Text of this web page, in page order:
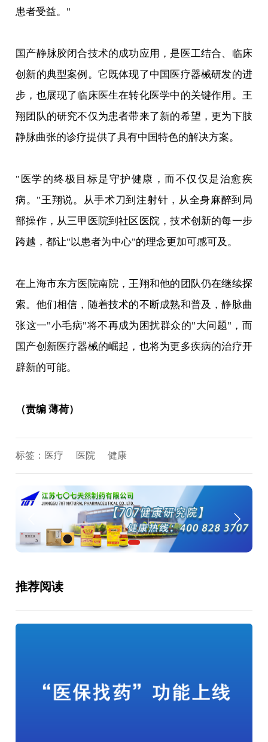
患者受益。"
国产静脉胶闭合技术的成功应用，是医工结合、临床
创新的典型案例。它既体现了中国医疗器械研发的进
步，也展现了临床医生在转化医学中的关键作用。王
翔团队的研究不仅为患者带来了新的希望，更为下肢
静脉曲张的诊疗提供了具有中国特色的解决方案。
"医学的终极目标是守护健康，而不仅仅是治愈疾
病。"王翔说。从手术刀到注射针，从全身麻醉到局
部操作，从三甲医院到社区医院，技术创新的每一步
跨越，都让"以患者为中心"的理念更加可感可及。
在上海市东方医院南院，王翔和他的团队仍在继续探
索。他们相信，随着技术的不断成熟和普及，静脉曲
张这一"小毛病"将不再成为困扰群众的"大问题"，而
国产创新医疗器械的崛起，也将为更多疾病的治疗开
辟新的可能。
（责编 薄荷）
标签： 医疗 医院 健康
推荐阅读